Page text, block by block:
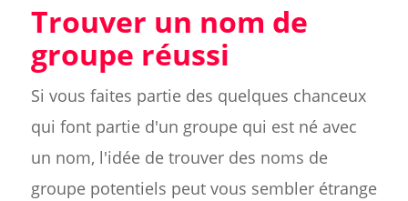
Trouver un nom de
groupe réussi
Si vous faites partie des quelques chanceux
qui font partie d'un groupe qui est né avec
un nom, l'idée de trouver des noms de
groupe potentiels peut vous sembler étrange